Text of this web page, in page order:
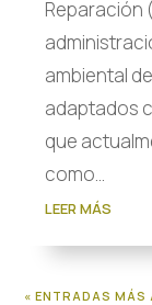
Reparación
ambiental
adaptados
que
como...
LEER MÁS
« ENTRADAS MÁS